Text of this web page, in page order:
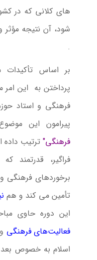
های کلانی که در
شود، آن نتیجه
.
بر اساس
پرداختن به این امر
فرهنگی و استاد
پیرامون این
فرهنگی"ترتیب داده
فراگیر، قدرتمند
برخوردهای فرهنگی
تأمین می کند و هم
این دوره حاوی
فعالیت‌های فرهنگی
اسلام به ‌خصوص بعد